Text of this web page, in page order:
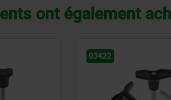
ont également
03422